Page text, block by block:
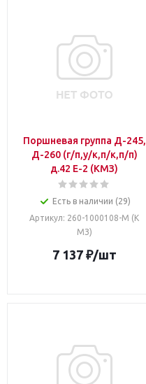
Поршневая группа Д-245,
Д-260 (г/п,у/к,п/к,п/п)
д.42 Е-2 (КМЗ)
Есть в наличии (29)
Артикул: 260-1000108-М (К
МЗ)
7 137₽/шт